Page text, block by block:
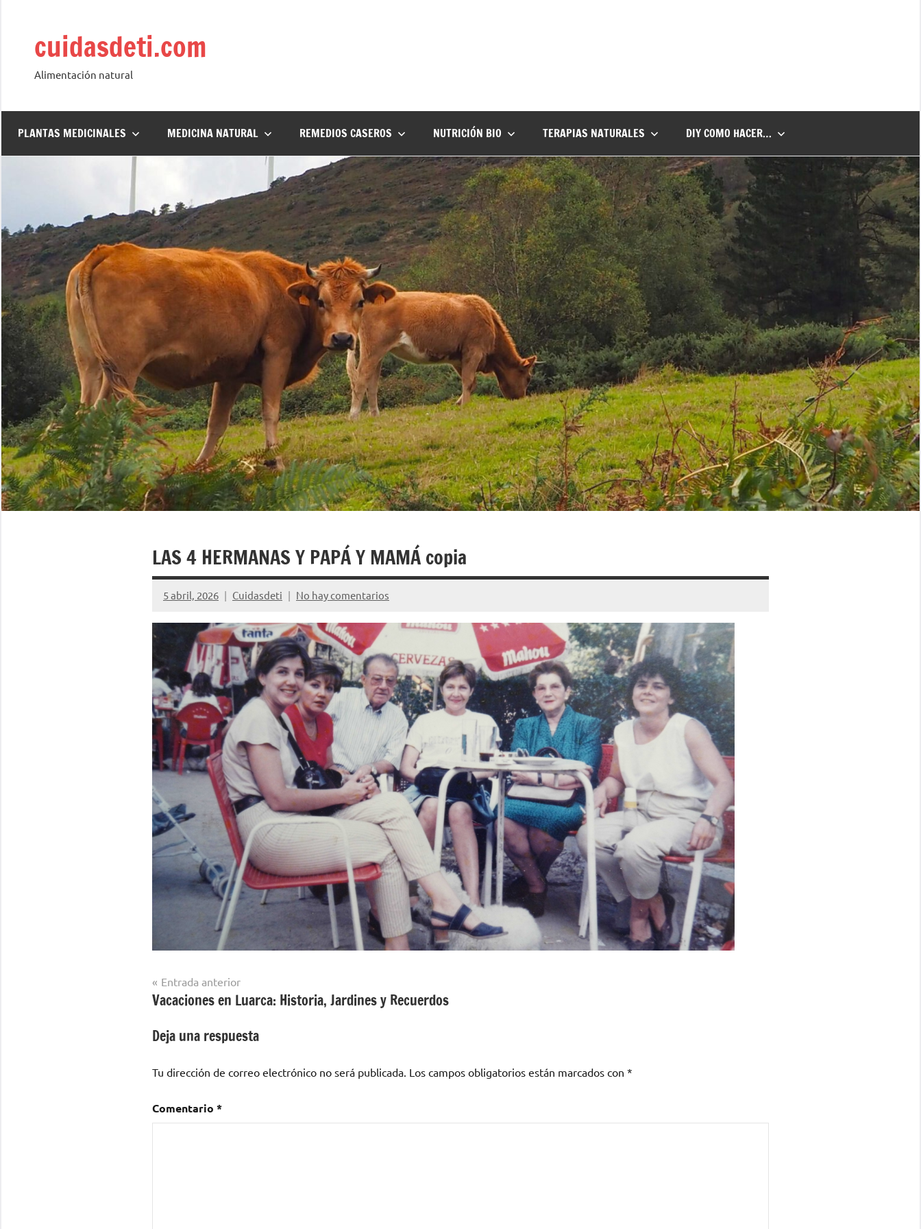
contenidocuidasdeti.com
Alimentación natural
PLANTAS MEDICINALES MEDICINA NATURAL REMEDIOS CASEROS NUTRICIÓN BIO TERAPIAS NATURALES DIY COMO HACER…
LAS 4 HERMANAS Y PAPÁ Y MAMÁ copia
5 abril, 2026 Cuidasdeti No hay comentarios
Navegación
de
entradas
Entrada anterior
Vacaciones en Luarca: Historia, Jardines y Recuerdos
Deja una respuesta
Tu dirección de correo electrónico no será publicada. Los campos obligatorios están marcados con *
Comentario *